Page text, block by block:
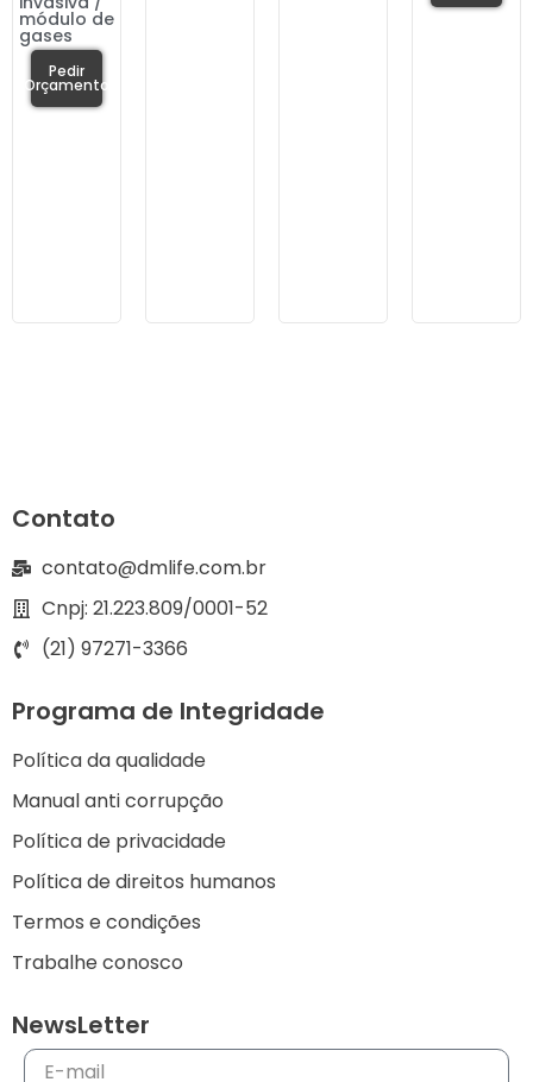
módulo de
gases
Pedir
Orçamento
Contato
contato@dmlife.com.br
Cnpj: 21.223.809/0001-52
(21) 97271-3366
Programa de Integridade
Política da qualidade
Manual anti corrupção
Política de privacidade
Política de direitos humanos
Termos e condições
Trabalhe conosco
NewsLetter